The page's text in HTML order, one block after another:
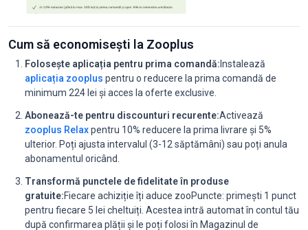
Cum să economisești la Zooplus
Folosește aplicația pentru prima comandă:Instalează
aplicația zooplus pentru o reducere la prima comandă de
minimum 224 lei și acces la oferte exclusive.
Abonează-te pentru discounturi recurente:Activează
zooplus Relaxpentru 10% reducere la prima livrare și 5%
ulterior. Poți ajusta intervalul (3-12 săptămâni) sau poți anula
abonamentul oricând.
Transformă punctele de fidelitate în produse
gratuite:Fiecare achiziție îți aduce zooPuncte: primești 1 punct
pentru fiecare 5 lei cheltuiți. Acestea intră automat în contul tău
după confirmarea plății și le poți folosi în Magazinul de